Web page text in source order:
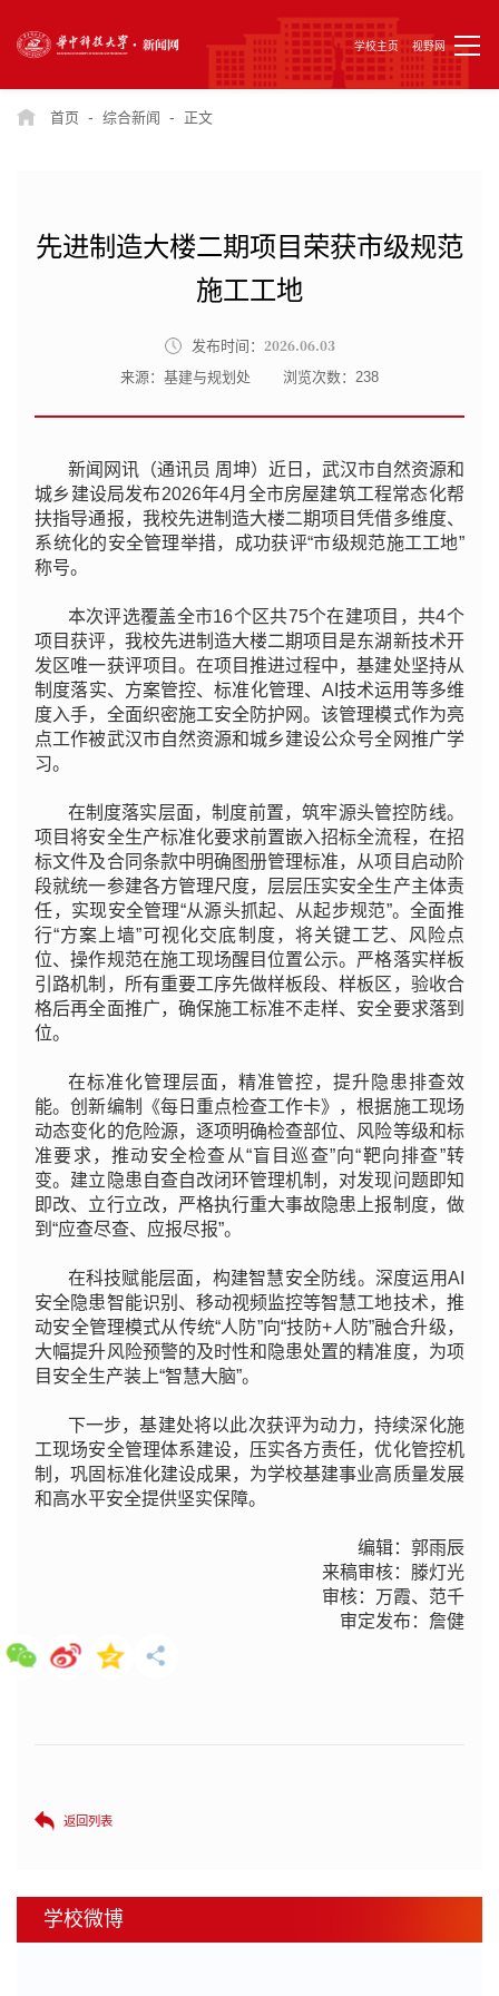
学校主页 视野网
首页 - 综合新闻 - 正文
先进制造大楼二期项目荣获市级规范
施工工地
发布时间： 2026.06.03
来源：基建与规划处 浏览次数： 238
新闻网讯（通讯员 周坤）近日，武汉市自然资源和
城乡建设局发布2026年4月全市房屋建筑工程常态化帮
扶指导通报，我校先进制造大楼二期项目凭借多维度、
系统化的安全管理举措，成功获评“市级规范施工工地”
称号。
本次评选覆盖全市16个区共75个在建项目，共4个
项目获评，我校先进制造大楼二期项目是东湖新技术开
发区唯一获评项目。在项目推进过程中，基建处坚持从
制度落实、方案管控、标准化管理、AI技术运用等多维
度入手，全面织密施工安全防护网。该管理模式作为亮
点工作被武汉市自然资源和城乡建设公众号全网推广学
习。
在制度落实层面，制度前置，筑牢源头管控防线。
项目将安全生产标准化要求前置嵌入招标全流程，在招
标文件及合同条款中明确图册管理标准，从项目启动阶
段就统一参建各方管理尺度，层层压实安全生产主体责
任，实现安全管理“从源头抓起、从起步规范”。全面推
行“方案上墙”可视化交底制度，将关键工艺、风险点
位、操作规范在施工现场醒目位置公示。严格落实样板
引路机制，所有重要工序先做样板段、样板区，验收合
格后再全面推广，确保施工标准不走样、安全要求落到
位。
在标准化管理层面，精准管控，提升隐患排查效
能。创新编制《每日重点检查工作卡》，根据施工现场
动态变化的危险源，逐项明确检查部位、风险等级和标
准要求，推动安全检查从“盲目巡查”向“靶向排查”转
变。建立隐患自查自改闭环管理机制，对发现问题即知
即改、立行立改，严格执行重大事故隐患上报制度，做
到“应查尽查、应报尽报”。
在科技赋能层面，构建智慧安全防线。深度运用AI
安全隐患智能识别、移动视频监控等智慧工地技术，推
动安全管理模式从传统“人防”向“技防+人防”融合升级，
大幅提升风险预警的及时性和隐患处置的精准度，为项
目安全生产装上“智慧大脑”。
下一步，基建处将以此次获评为动力，持续深化施
工现场安全管理体系建设，压实各方责任，优化管控机
制，巩固标准化建设成果，为学校基建事业高质量发展
和高水平安全提供坚实保障。
编辑：郭雨辰
来稿审核：滕灯光
审核：万霞、范千
审定发布：詹健
返回列表
学校微博